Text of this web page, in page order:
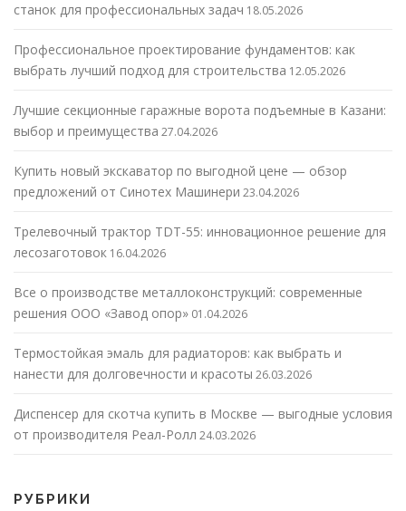
станок для профессиональных задач 18.05.2026
Профессиональное проектирование фундаментов: как
выбрать лучший подход для строительства 12.05.2026
Лучшие секционные гаражные ворота подъемные в Казани:
выбор и преимущества 27.04.2026
Купить новый экскаватор по выгодной цене — обзор
предложений от Синотех Машинери 23.04.2026
Трелевочный трактор TDT-55: инновационное решение для
лесозаготовок 16.04.2026
Все о производстве металлоконструкций: современные
решения ООО «Завод опор» 01.04.2026
Термостойкая эмаль для радиаторов: как выбрать и
нанести для долговечности и красоты 26.03.2026
Диспенсер для скотча купить в Москве — выгодные условия
от производителя Реал-Ролл 24.03.2026
РУБРИКИ